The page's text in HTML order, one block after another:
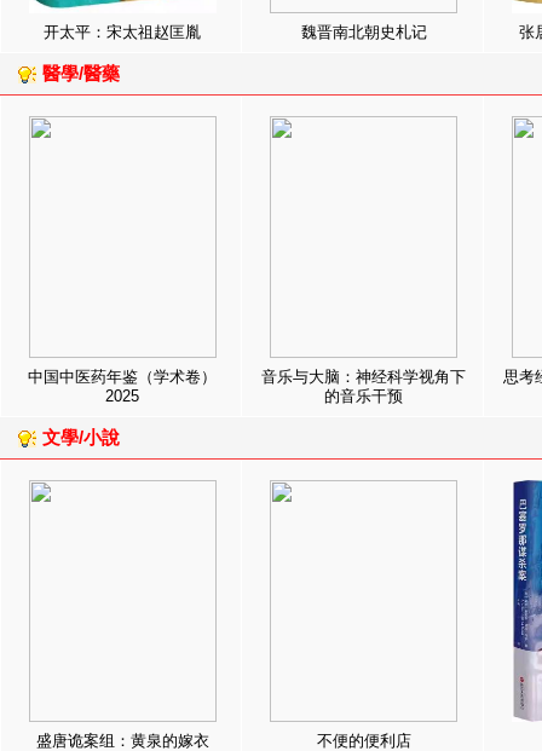
开太平：宋太祖赵匡胤 魏晋南北朝史札记 张
醫學/醫藥
中国中医药年鉴（学术卷）
2025
音乐与大脑：神经科学视角下
的音乐干预
思考
文學/小說
盛唐诡案组：黄泉的嫁衣 不便的便利店